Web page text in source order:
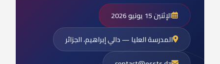
الإثنين 15 يونيو 2026
المدرسة العليا — دالي إبراهيم، الجزائر